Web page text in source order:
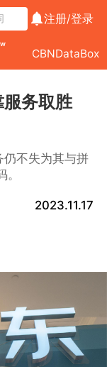
注册/登录
CBNDataBox
服务取胜
仍不失为其与拼
2023.11.17